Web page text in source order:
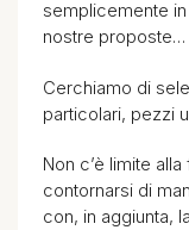
semplicemente
nostre proposte…
Cerchiamo di
particolari, pezzi
Non c’è limite
contornarsi di
con, in aggiunta,